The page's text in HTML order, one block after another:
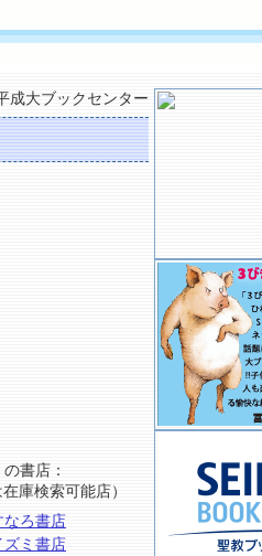
大ブックセンター
書店：
庫検索可能店）
なろ書店
ズミ書店